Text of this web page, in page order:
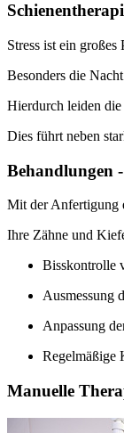
Stress ist ein
Besonders die
Hierdurch leiden die
Dies führt neben
Behandlungen
Mit der Anfertigung
Ihre Zähne und
Bisskontrolle
Ausmessung
Anpassung
Regelmäßige
Manuelle